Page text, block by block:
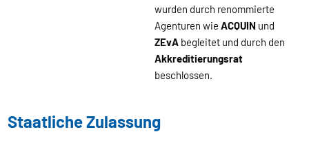
wurden durch renommierte
Agenturen wie ACQUIN und
ZEvAbegleitet und durch den
Akkreditierungsrat
beschlossen.
Staatliche Zulassung